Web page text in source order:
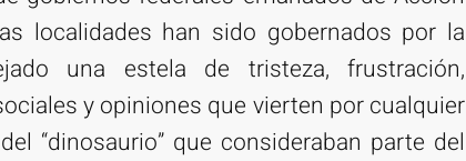
localidades han sido gobernados por la
una estela de tristeza, frustración,
y opiniones que vierten por cualquier
“dinosaurio” que consideraban parte del